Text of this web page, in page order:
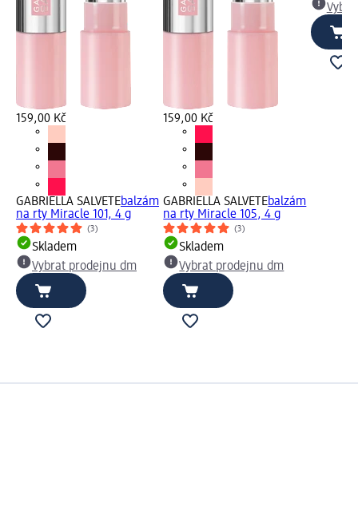
159,00 Kč
GABRIELLA SALVETEbalzám
na rty Miracle 101, 4 g
(3)
Skladem
Vybrat prodejnu dm
159,00 Kč
GABRIELLA SALVETEbalzám
na rty Miracle 105, 4 g
(3)
Skladem
Vybrat prodejnu dm